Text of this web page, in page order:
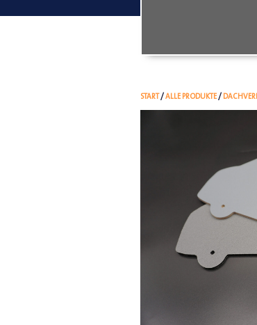
START/ALLE PRODUKTE/